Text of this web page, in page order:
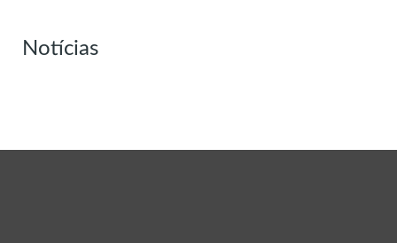
Notícias